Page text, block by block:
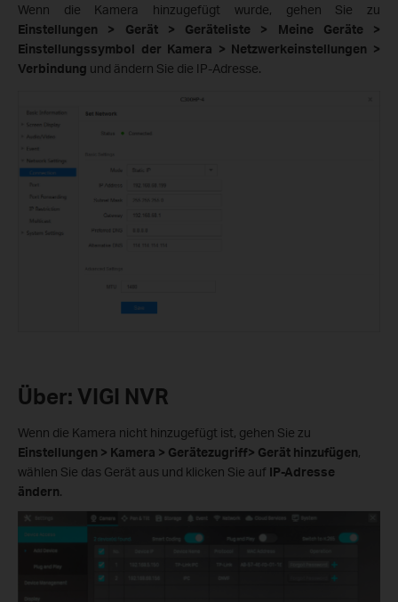
Wenn die Kamera hinzugefügt wurde, gehen Sie zu
Einstellungen > Gerät > Geräteliste > Meine Geräte >
Einstellungssymbol der Kamera > Netzwerkeinstellungen >
Verbindung und ändern Sie die IP-Adresse.
Über: VIGI NVR
Wenn die Kamera nicht hinzugefügt ist, gehen Sie zu
Einstellungen > Kamera > Gerätezugriff> Gerät hinzufügen,
wählen Sie das Gerät aus und klicken Sie auf IP-Adresse
ändern.